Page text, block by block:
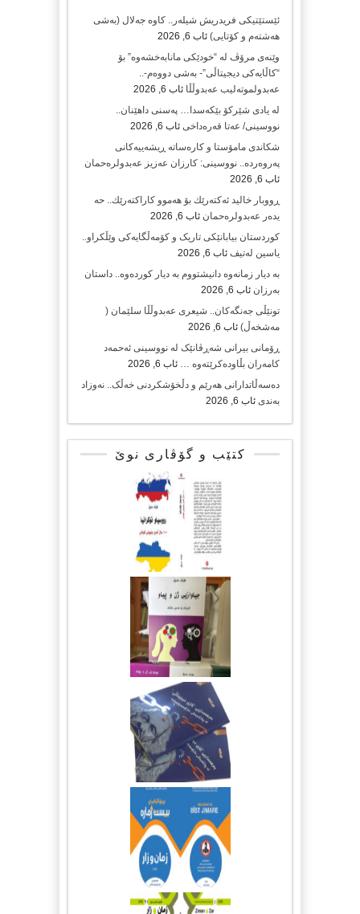
ئێستێتیکی فریدریش شیلەر.. کاوە جەلال (بەشی
هەشتەم و کۆتایی) ئاب 6, 2026
وێنەی مرۆڤ لە “خودێکی مانابەخشەوە” بۆ
“کاڵایەکی دیجیتاڵی”- بەشی دووەم-..
عەبدولموتەلیب عەبدوڵڵا ئاب 6, 2026
لە یادی شێرکۆ بێکەسدا… پەسنی داهێنان..
نووسینی/ عەتا قەرەداخی ئاب 6, 2026
شکاندی مامۆستا و کارەساتە ڕیشەییەکانی
پەروەردە.. نووسینی: کارزان عەزیز عەبدولرەحمان
ئاب 6, 2026
ڕووبار خالید ئەكتەرێك بۆ هەموو كاراكتەرێك.. حه
یدەر عەبدولرەحمان ئاب 6, 2026
کوردستان بیابانێکی تاریک و کۆمەڵگایەکی وێڵکراو..
یاسین لەتیف ئاب 6, 2026
بە دیار زمانەوە دانیشتووم بە دیار کوردەوە.. داستان
بەرزان ئاب 6, 2026
تونێڵی جەنگەکان.. شیعری عەبدوڵڵا سلێمان (
مەشخەڵ) ئاب 6, 2026
ڕۆمانی بیرانی شەڕڤانێک لە نووسینی ئەحمەد
کامەران بڵاودەکرێتەوە … ئاب 6, 2026
دەسەڵاتدارانی هەرێم و دڵخۆشکردنی خەڵک.. نەوزاد
بەندی ئاب 6, 2026
کتێب و گۆڤاری نوێ